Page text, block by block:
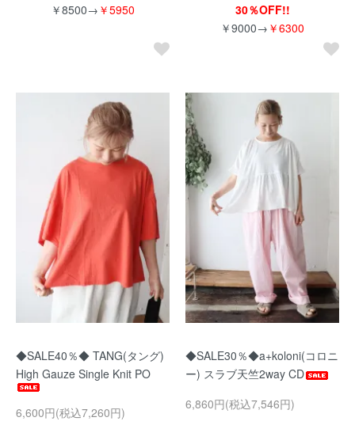
￥8500→ ￥5950
30％OFF!!
￥9000→ ￥6300
◆SALE40％◆ TANG(タング)
High Gauze Single Knit PO
6,600円(税込7,260円)
◆SALE30％◆a+koloni(コロニ
ー) スラブ天竺2way CD
6,860円(税込7,546円)